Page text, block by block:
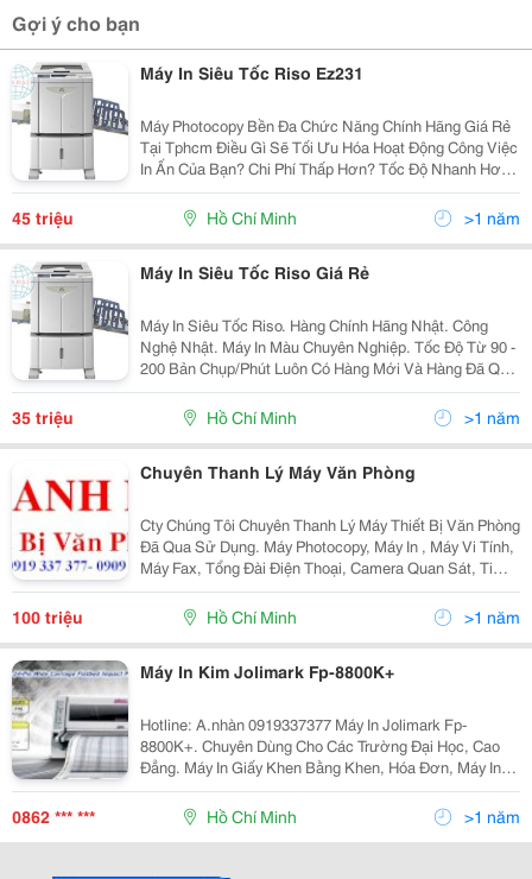
Gợi ý cho bạn
Máy In Siêu Tốc Riso Ez231
Máy Photocopy Bền Đa Chức Năng Chính Hãng Giá Rẻ
Tại Tphcm Điều Gì Sẽ Tối Ưu Hóa Hoạt Động Công Việc
In Ấn Của Bạn? Chi Phí Thấp Hơn? Tốc Độ Nhanh Hơn?
Chất Lượng Hình Ảnh Cao Hơn? Dòng Riso Ez Sao
Chép Kỹ Thuật Số Cung Cấp Chi Phí Vận...
45 triệu Hồ Chí Minh >1 năm
Máy In Siêu Tốc Riso Giá Rẻ
Máy In Siêu Tốc Riso. Hàng Chính Hãng Nhật. Công
Nghệ Nhật. Máy In Màu Chuyên Nghiệp. Tốc Độ Từ 90 -
200 Bản Chụp/Phút Luôn Có Hàng Mới Và Hàng Đã Qua
Sử Dụng. Tuổi Thọ Vật Tư Siêu Bền
35 triệu Hồ Chí Minh >1 năm
Chuyên Thanh Lý Máy Văn Phòng
Cty Chúng Tôi Chuyên Thanh Lý Máy Thiết Bị Văn Phòng
Đã Qua Sử Dụng. Máy Photocopy, Máy In , Máy Vi Tính,
Máy Fax, Tổng Đài Điện Thoại, Camera Quan Sát, Ti
Vi.... Thủ Tục Nhanh Gọn. Thanh Toán Tiền 1 Lần.
Không Ngại Xa. Thanh Lý Đúng...
100 triệu Hồ Chí Minh >1 năm
Máy In Kim Jolimark Fp-8800K+
Hotline: A.nhàn 0919337377 Máy In Jolimark Fp-
8800K+. Chuyên Dùng Cho Các Trường Đại Học, Cao
Đẳng. Máy In Giấy Khen Bằng Khen, Hóa Đơn, Máy In
Bằng Khen Khổ A3, Máy In Giấy Khen Khổ A3, Máy In
Bằng Tốt Nghiệp, Máy Chuyên
0862 *** *** Hồ Chí Minh >1 năm